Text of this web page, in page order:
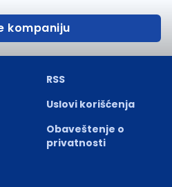
kompaniju
RSS
Uslovi korišćenja
Obaveštenje o
privatnosti